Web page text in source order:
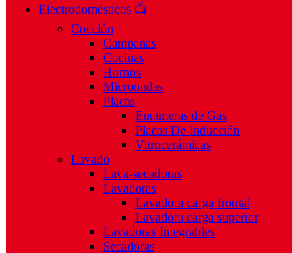
Electrodomésticos 📺
Cocción
Campanas
Cocinas
Hornos
Microondas
Placas
Encimeras de Gas
Placas De Inducción
Vitrocerámicas
Lavado
Lava-secadoras
Lavadoras
Lavadora carga frontal
Lavadora carga superior
Lavadoras Integrables
Secadoras